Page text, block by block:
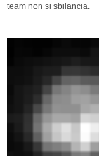
team non si sbilancia.